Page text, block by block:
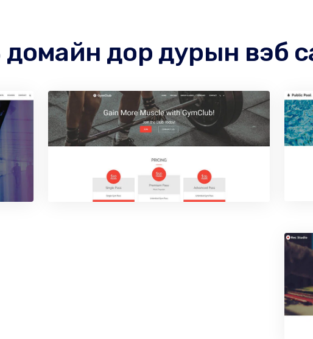
домайн дор дурын вэб